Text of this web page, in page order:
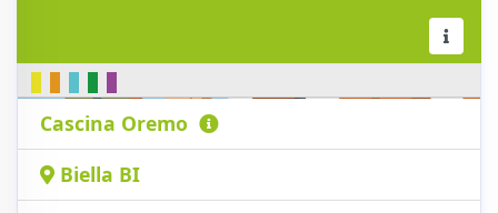
Cascina Oremo
Biella BI